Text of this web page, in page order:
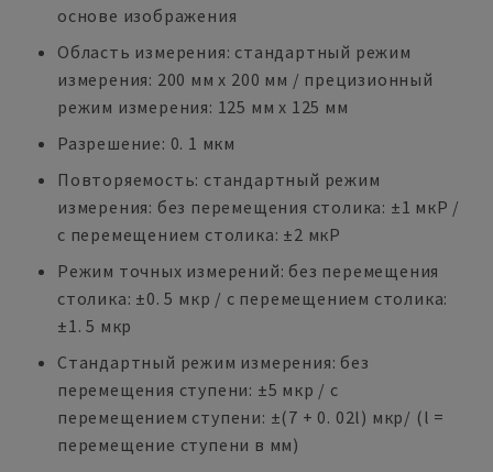
основе изображения
Область измерения: стандартный режим
измерения: 200 мм x 200 мм / прецизионный
режим измерения: 125 мм x 125 мм
Разрешение: 0. 1 мкм
Повторяемость: стандартный режим
измерения: без перемещения столика: ±1 мкР /
с перемещением столика: ±2 мкР
Режим точных измерений: без перемещения
столика: ±0. 5 мкр / с перемещением столика:
±1. 5 мкр
Стандартный режим измерения: без
перемещения ступени: ±5 мкр / с
перемещением ступени: ±(7 + 0. 02l) мкр/ (l =
перемещение ступени в мм)